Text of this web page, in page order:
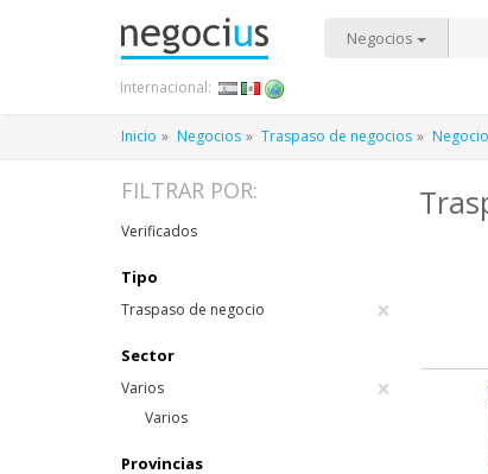
Negocios
Internacional:
Inicio Negocios Traspaso de negocios
FILTRAR POR:
Verificados
Tipo
Traspaso de negocio ×
Sector
Varios ×
Varios
Provincias